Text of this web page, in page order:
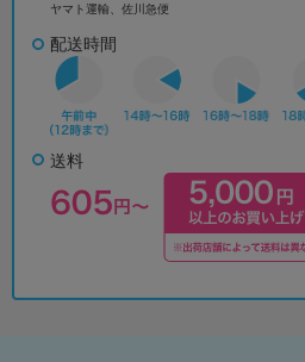
ヤマト運輸、佐川急便
配送時間
送料